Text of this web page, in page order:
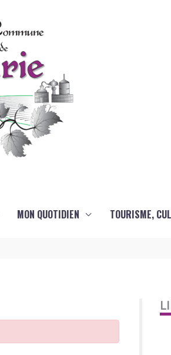
MON QUOTIDIEN TOURISME,